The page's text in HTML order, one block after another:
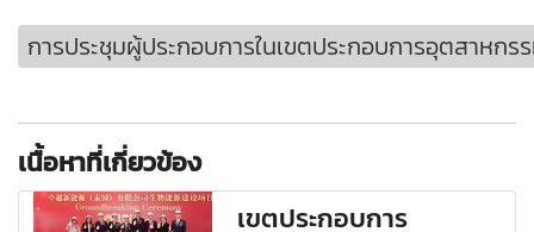
การประชุมผู้ประกอบการในเขตประกอบการอุตสาหก
เนื้อหาที่เกี่ยวข้อง
เขตประกอบการ